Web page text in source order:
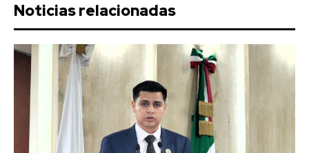
Noticias relacionadas